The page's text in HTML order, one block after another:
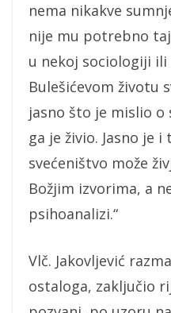
nema nikakve
nije mu potrebno
u nekoj sociologiji ili
Bulešićevom životu
jasno što je mislio o
ga je živio. Jasno je
svećeništvo može
Božjim izvorima, a
psihoanalizi.“
Vlč. Jakovljević
ostaloga, zaključio